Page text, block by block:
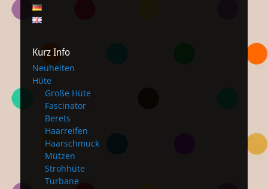
Kurz Info
Neuheiten
Hüte
Große Hüte
Fascinator
Berets
Haarreifen
Haarschmuck
Mützen
Strohhüte
Turbane